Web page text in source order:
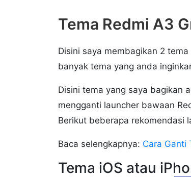
Tema Redmi A3
Disini saya membagikan 2
banyak tema yang anda
Disini tema yang saya bagikan
mengganti launcher bawaan
Berikut beberapa rekomendasi
Baca selengkapnya: Cara Ganti
Tema iOS atau